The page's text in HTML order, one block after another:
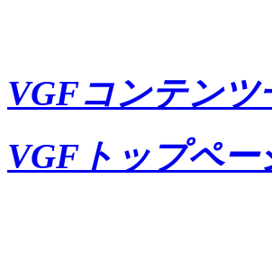
VGFコンテンツ
VGFトップペー